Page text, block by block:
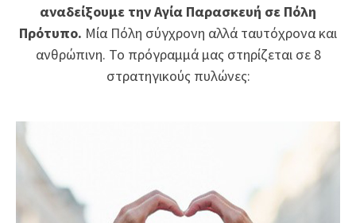
αναδείξουμε την Αγία Παρασκευή σε Πόλη
Πρότυπο. Μία Πόλη σύγχρονη αλλά ταυτόχρονα και
ανθρώπινη. Το πρόγραμμά μας στηρίζεται σε 8
στρατηγικούς πυλώνες: